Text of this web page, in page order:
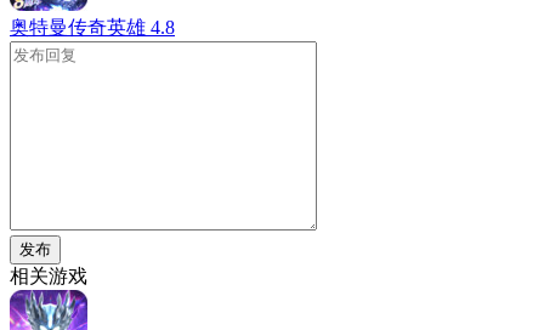
奥特曼传奇英雄 4.8
发布
相关游戏